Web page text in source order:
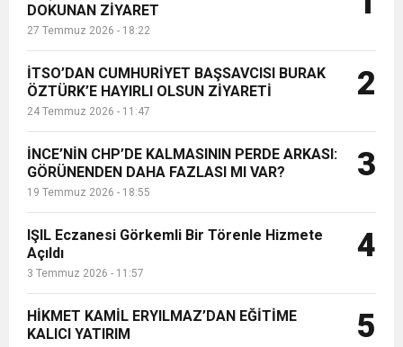
ve Onur Nişanesidir
6:19 HBB BAŞKANI ÖNTÜRK’ÜN
CUMHURİYET BAYRAMI MESAJI
17:36 KURUMLAR VERGİSİ ERTELENDİ
1:00 İTSO İŞ-KUR SGK TOPLANTI
21:40 CEYLANDERE’DE BAŞKAN EMRAH
18:22
GÖNÜLLERE DOKUNAN ZİYARET
Alexandru Tinca ...
DOKUNAN ZİYARET
27 Temmuz 2026 - 18:22
İTSO’DAN CUMHURİYET BAŞSAVCISI BURAK
ÖZTÜRK’E HAYIRLI OLSUN ZİYARETİ
24 Temmuz 2026 - 11:47
2
İNCE’NİN CHP’DE KALMASININ PERDE ARKASI:
GÖRÜNENDEN DAHA FAZLASI MI VAR?
19 Temmuz 2026 - 18:55
3
IŞIL Eczanesi Görkemli Bir Törenle Hizmete
Açıldı
3 Temmuz 2026 - 11:57
4
HİKMET KAMİL ERYILMAZ’DAN EĞİTİME
KALICI YATIRIM
5